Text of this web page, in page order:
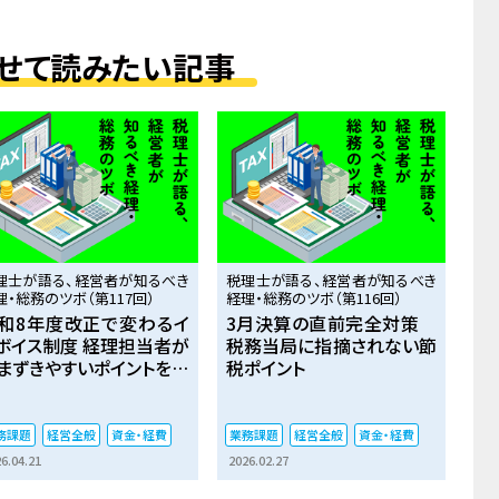
て読みたい記事
士が語る、経営者が知るべき
総務のツボ（第117回）
8年度改正で変わるイ
イス制度 ――経理担当者が
ずきやすいポイントを解
課題 経営全般
資金・経費
税理士が語る、経営者が知るべき
経理・総務のツボ（第116回）
3月決算の直前完全対策
税務当局に指摘されない節
税ポイント
業務課題 経営全般
資金・経費
2026.02.27